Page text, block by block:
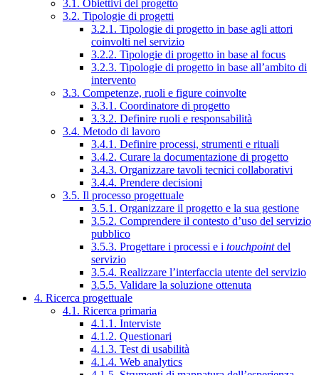
3.1. Obiettivi del progetto
3.2. Tipologie di progetti
3.2.1. Tipologie di progetto in base agli attori
coinvolti nel servizio
3.2.2. Tipologie di progetto in base al focus
3.2.3. Tipologie di progetto in base all’ambito di
intervento
3.3. Competenze, ruoli e figure coinvolte
3.3.1. Coordinatore di progetto
3.3.2. Definire ruoli e responsabilità
3.4. Metodo di lavoro
3.4.1. Definire processi, strumenti e rituali
3.4.2. Curare la documentazione di progetto
3.4.3. Organizzare tavoli tecnici collaborativi
3.4.4. Prendere decisioni
3.5. Il processo progettuale
3.5.1. Organizzare il progetto e la sua gestione
3.5.2. Comprendere il contesto d’uso del servizio
pubblico
3.5.3. Progettare i processi e i touchpointdel
servizio
3.5.4. Realizzare l’interfaccia utente del servizio
3.5.5. Validare la soluzione ottenuta
4. Ricerca progettuale
4.1. Ricerca primaria
4.1.1. Interviste
4.1.2. Questionari
4.1.3. Test di usabilità
4.1.4. Web analytics